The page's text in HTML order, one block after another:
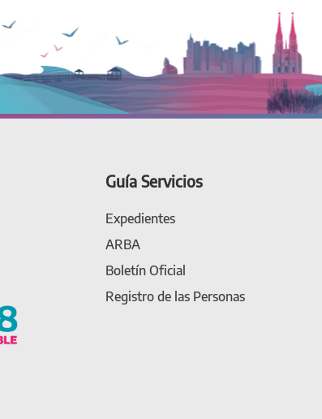
Guía Servicios
Expedientes
ARBA
Boletín Oficial
Registro de las Personas